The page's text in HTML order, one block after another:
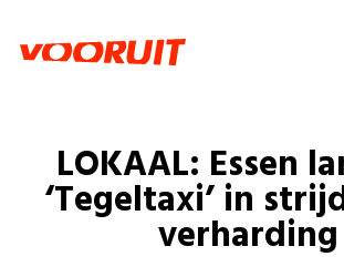
Zorg
Gelijke kansen
Onze mensen
Standpunten
Doe mee
Doe mee
Word lid
Shop
LOKAAL: Essen
‘Tegeltaxi’ in
verharding